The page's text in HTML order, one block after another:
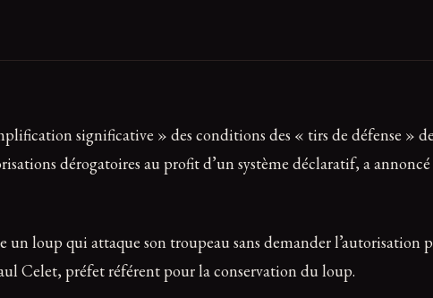
significative » des conditions des « tirs de défense »
dérogatoires au profit d’un système déclaratif, a
loup qui attaque son troupeau sans demander l’autorisation
Celet, préfet référent pour la conservation du loup.